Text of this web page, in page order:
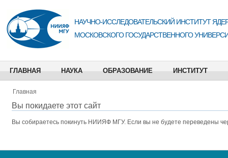
НАУЧНО-ИССЛЕДОВАТЕЛЬСКИЙ ИНСТИТУТ
МОСКОВСКОГО ГОСУДАРСТВЕННОГО
ГЛАВНАЯ НАУКА ОБРАЗОВАНИЕ ИНСТИТУТ
Главная
Вы покидаете этот сайт
Вы собираетесь покинуть НИИЯФ МГУ. Если вы не будете переведены